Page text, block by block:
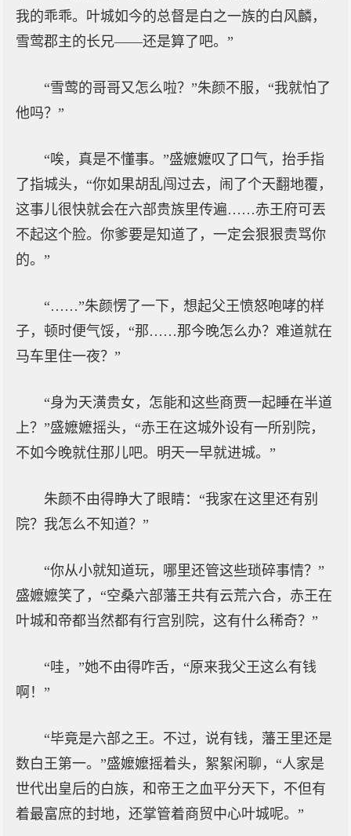
我的乖乖。叶城如今的总督是白之一族的白风麟，
雪莺郡主的长兄——还是算了吧。”
“雪莺的哥哥又怎么啦？”朱颜不服，“我就怕了
他吗？”
“唉，真是不懂事。”盛嬷嬷叹了口气，抬手指
了指城头，“你如果胡乱闯过去，闹了个天翻地覆，
这事儿很快就会在六部贵族里传遍……赤王府可丟
不起这个脸。你爹要是知道了，一定会狠狠责骂你
的。”
“……”朱颜愣了一下，想起父王愤怒咆哮的样
子，顿时便气馁，“那……那今晚怎么办？难道就在
马车里住一夜？”
“身为天潢贵女，怎能和这些商贾一起睡在半道
上？”盛嬷嬷摇头，“赤王在这城外设有一所别院，
不如今晚就住那儿吧。明天一早就进城。”
朱颜不由得睁大了眼睛：“我家在这里还有别
院？我怎么不知道？”
“你从小就知道玩，哪里还管这些琐碎事情？”
盛嬷嬷笑了，“空桑六部藩王共有云荒六合，赤王在
叶城和帝都当然都有行宫别院，这有什么稀奇？”
“哇，”她不由得咋舌，“原来我父王这么有钱
啊！”
“毕竟是六部之王。不过，说有钱，藩王里还是
数白王第一。”盛嬤嬤摇着头，絮絮闲聊，“人家是
世代出皇后的白族，和帝王之血平分天下，不但有
着最富庶的封地，还掌管着商贸中心叶城呢。”